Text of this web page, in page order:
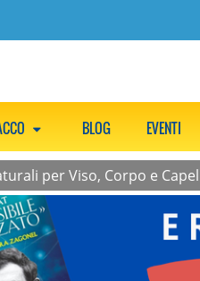
BLOG EVENTI
per Viso, Corpo e